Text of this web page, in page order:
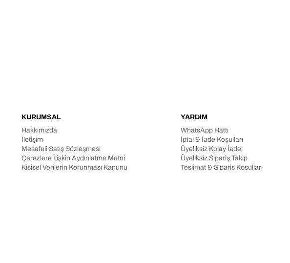
KURUMSAL
Hakkımızda
İletişim
Mesafeli Satış Sözleşmesi
Çerezlere İlişkin Aydınlatma Metni
Kişisel Verilerin Korunması Kanunu
YARDIM
WhatsApp Hattı
İptal & İade Koşulları
Üyeliksiz Kolay İade
Üyeliksiz Sipariş Takip
Teslimat & Sipariş Koşulları